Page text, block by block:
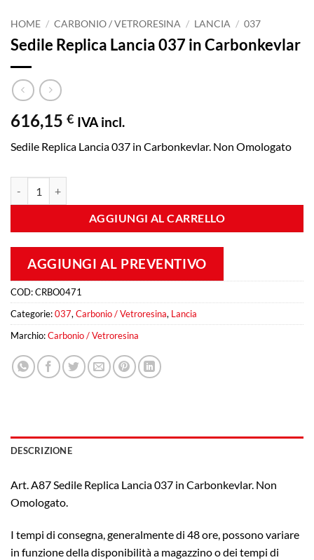
HOME / CARBONIO / VETRORESINA / LANCIA / 037
Sedile Replica Lancia 037 in Carbonkevlar
616,15 € IVA incl.
Sedile Replica Lancia 037 in Carbonkevlar. Non Omologato
AGGIUNGI AL CARRELLO
AGGIUNGI AL PREVENTIVO
COD:CRBO0471
Categorie:037, Carbonio / Vetroresina, Lancia
Marchio:Carbonio / Vetroresina
DESCRIZIONE
Art. A87 Sedile Replica Lancia 037 in Carbonkevlar. Non
Omologato.
I tempi di consegna, generalmente di 48 ore, possono variare
in funzione della disponibilità a magazzino o dei tempi di